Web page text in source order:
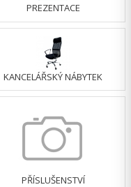
PREZENTACE
KANCELÁŘSKÝ NÁBYTEK
PŘÍSLUŠENSTVÍ